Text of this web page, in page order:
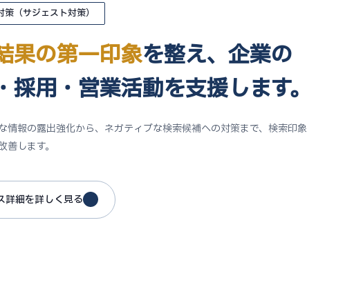
（サジェスト対策）
果の第一印象を整え、 企業の
採用・営業活動を支援します。
情報の露出強化から、ネガティブな検索候補への対策まで、検索印象
善します。
詳細を詳しく見る